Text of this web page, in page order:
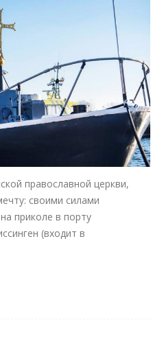
православной церкви,
своими силами
приколе в порту
(входит в